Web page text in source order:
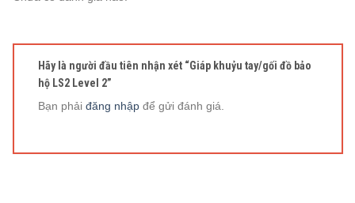
Hãy là người đầu tiên nhận xét “Giáp khuỷu tay/gối đồ bảo
hộ LS2 Level 2”
Bạn phải đăng nhập để gửi đánh giá.